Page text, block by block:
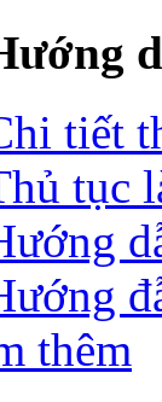
tiết
tục
thêm